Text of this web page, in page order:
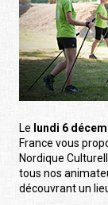
Le lundi 6
France vous
Nordique
tous nos
découvrant un